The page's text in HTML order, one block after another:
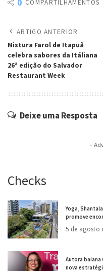
0 COMPARTILHAMENTOS
ARTIGO ANTERIOR
Mistura Farol de Itapuã
celebra sabores da Itáliana
26ª edição do Salvador
Restaurant Week
Deixe uma Resposta
–
Checks
Yoga,
promove
5 de agosto
Autora baiana
nova